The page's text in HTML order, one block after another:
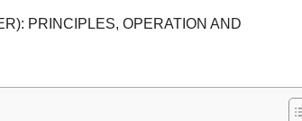
PRINCIPLES, OPERATION AND